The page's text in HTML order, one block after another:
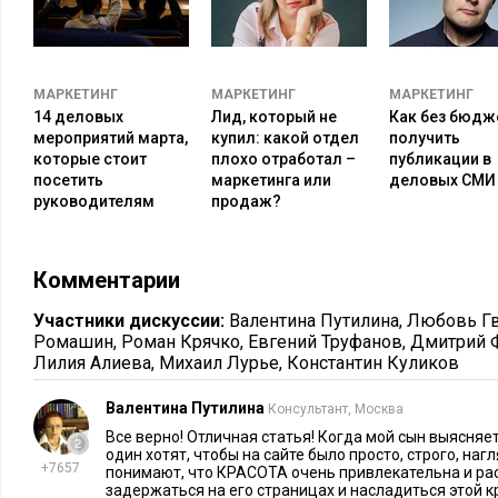
решаемой коммуникативной задачи, способно обеспечить
любовь покупателя.
МАРКЕТИНГ
14 деловых
мероприятий марта,
которые стоит
посетить
руководителям
МАРКЕТИНГ
Лид, который не
купил: какой отдел
плохо отработал –
маркетинга или
продаж?
МАРКЕТИНГ
Как без
получить
публикации в
деловых СМИ
Комментарии
Участники дискуссии: Валентина Путилина, Любовь
Ромашин, Роман Крячко, Евгений Труфанов, Дмитрий
Лилия Алиева, Михаил Лурье, Константин Куликов
+7657
Валентина Путилина Консультант, Москва
Все верно! Отличная статья! Когда мой сын
один хотят, чтобы на сайте было просто, строго,
понимают, что КРАСОТА очень привлекательна и
задержаться на его страницах и насладиться этой